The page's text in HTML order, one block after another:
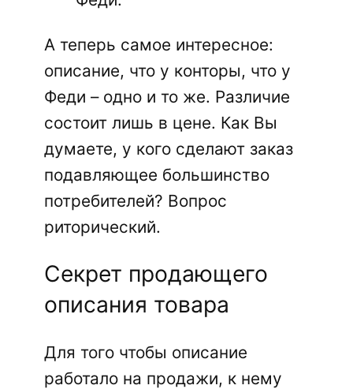
А теперь самое интересное:
описание, что у конторы, что у
Феди – одно и то же. Различие
состоит лишь в цене. Как Вы
думаете, у кого сделают заказ
подавляющее большинство
потребителей? Вопрос
риторический.
Секрет продающего
описания товара
Для того чтобы описание
работало на продажи, к нему